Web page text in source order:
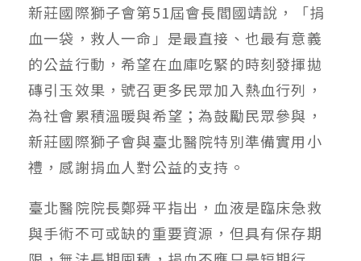
新莊國際獅子會第51屆會長閻國靖說，「捐
血一袋，救人一命」是最直接、也最有意義
的公益行動，希望在血庫吃緊的時刻發揮拋
磚引玉效果，號召更多民眾加入熱血行列，
為社會累積溫暖與希望；為鼓勵民眾參與，
新莊國際獅子會與臺北醫院特別準備實用小
禮，感謝捐血人對公益的支持。
臺北醫院院長鄭舜平指出，血液是臨床急救
與手術不可或缺的重要資源，但具有保存期